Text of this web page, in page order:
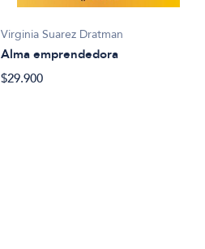
Virginia Suarez Dratman
Alma emprendedora
$29.900